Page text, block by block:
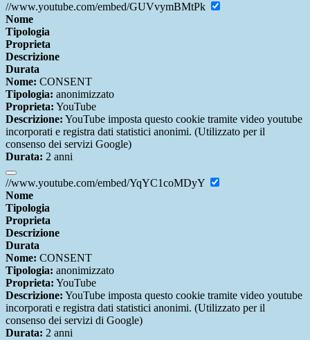
//www.youtube.com/embed/GUVvymBMtPk
Nome
Tipologia
Proprieta
Descrizione
Durata
Nome: CONSENT
Tipologia: anonimizzato
Proprieta: YouTube
Descrizione: YouTube imposta questo cookie tramite video youtube
incorporati e registra dati statistici anonimi. (Utilizzato per il
consenso dei servizi Google)
Durata: 2 anni
//www.youtube.com/embed/YqYC1coMDyY
Nome
Tipologia
Proprieta
Descrizione
Durata
Nome: CONSENT
Tipologia: anonimizzato
Proprieta: YouTube
Descrizione: YouTube imposta questo cookie tramite video youtube
incorporati e registra dati statistici anonimi. (Utilizzato per il
consenso dei servizi di Google)
Durata: 2 anni